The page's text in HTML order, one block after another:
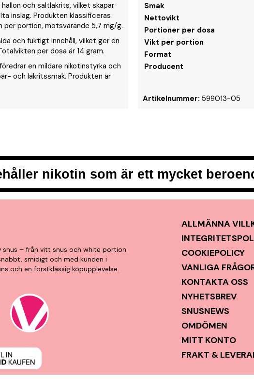
och saltlakrits, vilket skapar
inslag. Produkten klassificeras
per portion, motsvarande 5,7 mg/g.
och fuktigt innehåll, vilket ger en
per dosa är 14 gram.
en mildare nikotinstyrka och
och lakritssmak. Produkten är
Smak
Nettovikt
Portioner per dosa
Vikt per portion
Format
Producent
Artikelnummer: 599013-05
nikotin som är ett mycket
– från vitt snus och white portion
smidigt och med kunden i
och en förstklassig köpupplevelse.
ALLMÄNNA
COOKIEPOLICY
VANLIGA
KONTAKTA OSS
NYHETSBREV
SNUSNEWS
OMDÖMEN
MITT KONTO
FRAKT &